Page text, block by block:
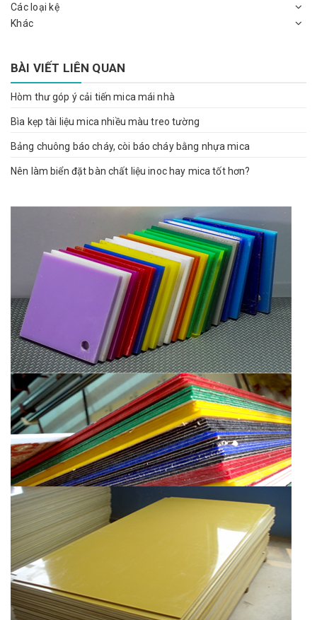
Các loại kệ
Khác
BÀI VIẾT LIÊN QUAN
Hòm thư góp ý cải tiến mica mái nhà
Bìa kẹp tài liệu mica nhiều màu treo tường
Bảng chuông báo cháy, còi báo cháy bằng nhựa mica
Nên làm biển đặt bàn chất liệu inoc hay mica tốt hơn?